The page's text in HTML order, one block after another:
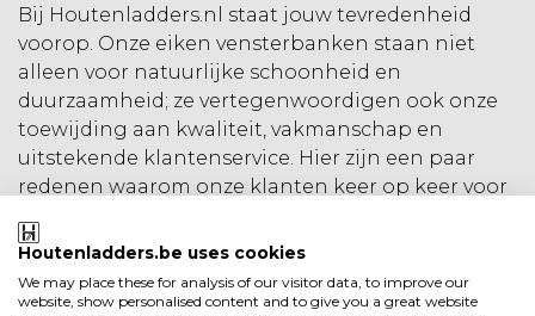
Bij Houtenladders.nl staat jouw tevredenheid
voorop. Onze eiken vensterbanken staan niet
alleen voor natuurlijke schoonheid en
duurzaamheid; ze vertegenwoordigen ook onze
toewijding aan kwaliteit, vakmanschap en
uitstekende klantenservice. Hier zijn een paar
redenen waarom onze klanten keer op keer voor
Hoge kwaliteit:Elk stuk eikenhout wordt
zorgvuldig geselecteerd om ervoor te zorgen
Houtenladders.be uses cookies
We may place these for analysis of our visitor data, to improve our
website, show personalised content and to give you a great website